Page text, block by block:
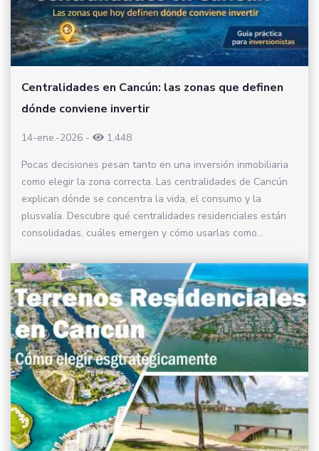
Centralidades en Cancún: las zonas que definen
dónde conviene invertir
14-ene.-2026 -
1,448
Pocas decisiones pesan tanto en una inversión inmobiliaria
como elegir la zona correcta. Las centralidades de Cancún
explican dónde se concentra la vida, el consumo y la
plusvalía. Descubre qué centralidades residenciales están
consolidadas, cuáles emergen y cómo usarlas como...